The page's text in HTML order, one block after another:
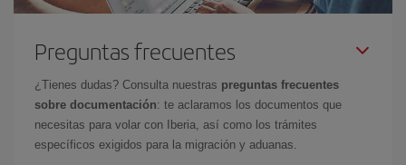
Preguntas frecuentes
¿Tienes dudas? Consulta nuestras preguntas frecuentes
sobre documentación: te aclaramos los documentos que
necesitas para volar con Iberia, así como los trámites
específicos exigidos para la migración y aduanas.